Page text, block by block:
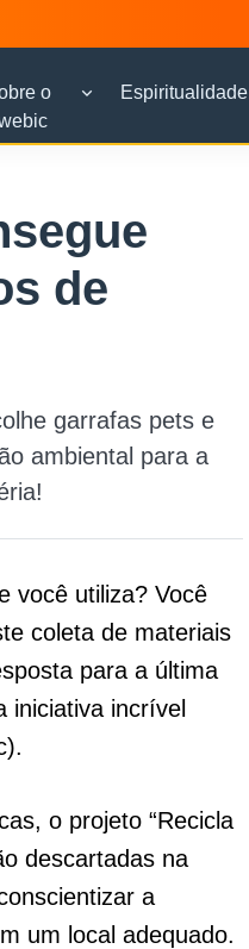
o
Espiritualidade
de
garrafas pets e
ambiental para a
você utiliza? Você
coleta de materiais
para a última
iniciativa incrível
o projeto “Recicla
descartadas na
a
um local adequado.